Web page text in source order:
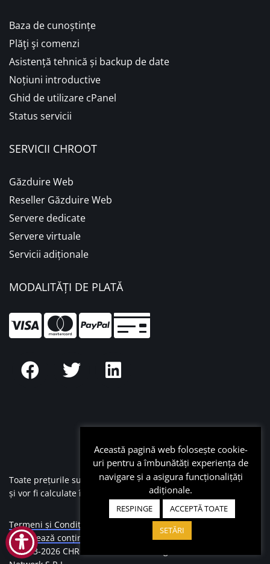
Baza de cunoștințe
Plăţi şi comenzi
Asistență tehnică și backup de date
Noțiuni introductive
Ghid de utilizare cPanel
Status servicii
SERVICII CHROOT
Găzduire Web
Reseller Găzduire Web
Servere dedicate
Servere virtuale
Servicii adiționale
MODALITĂȚI DE PLATĂ
Toate prețurile sunt afișate în Euro (€), nu conțin TVA
și vor fi calculate în LEI la cursul BNR + 2%.
Termeni și Condiții Despre Cookie|
Raportează conținut ilegal
A.N.P.C.|SOL
© 2013-2026 CHROOT este marca înregistrată a Chroot
Această pagină web folosește cookie-
uri pentru a îmbunătăți experiența de
navigare și a asigura funcționalițăți
adiționale.
RESPINGE
ACCEPTĂ TOATE
SETĂRI